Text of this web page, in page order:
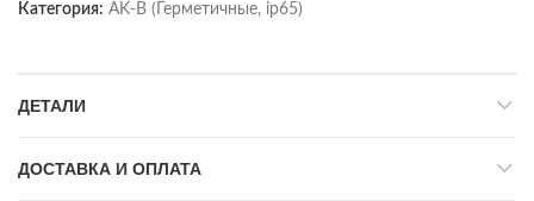
Категория: AK-B (Герметичные, ip65)
ДЕТАЛИ
ДОСТАВКА И ОПЛАТА